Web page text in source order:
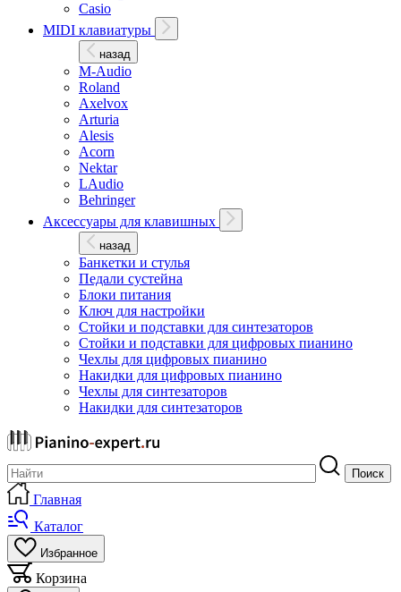
Casio
MIDI клавиатуры
назад
M-Audio
Roland
Axelvox
Arturia
Alesis
Acorn
Nektar
LAudio
Behringer
Аксессуары для клавишных
назад
Банкетки и стулья
Педали сустейна
Блоки питания
Ключ для настройки
Стойки и подставки для синтезаторов
Стойки и подставки для цифровых пианино
Чехлы для цифровых пианино
Накидки для цифровых пианино
Чехлы для синтезаторов
Накидки для синтезаторов
Поиск
Главная
Каталог
Избранное
Корзина